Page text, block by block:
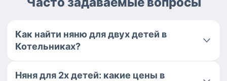
Как найти няню для двух детей в
Котельниках?
Няня для 2х детей: какие цены в